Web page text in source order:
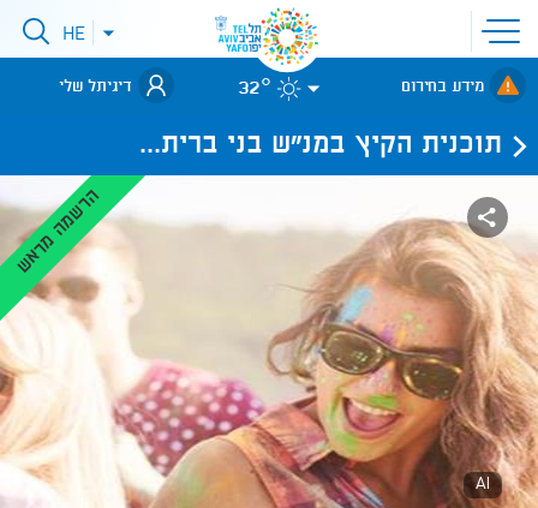
פתיחת
תפריט
אתר
לאתר עיריית
תל-אביב
פתיחתHE
מידע בחירום 32° דיגיתל שלי
תוכנית הקיץ במנ"ש בני ברית...
AI
הרשמה מראש